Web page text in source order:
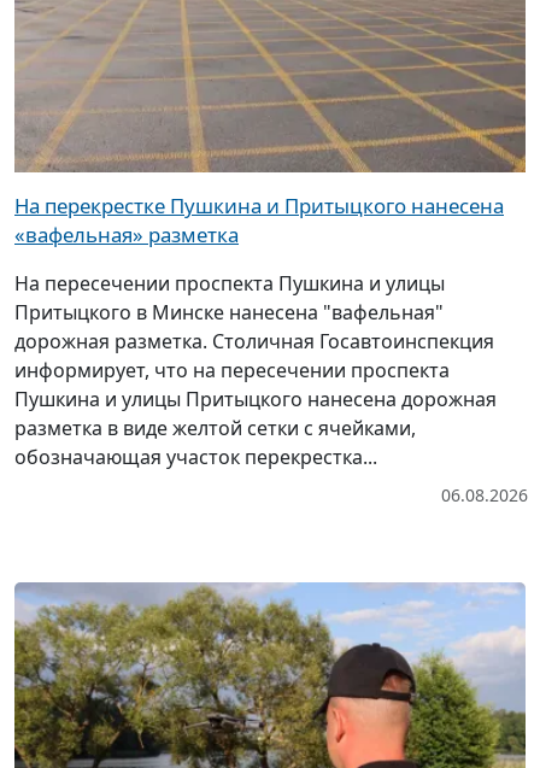
На перекрестке Пушкина и Притыцкого нанесена
«вафельная» разметка
На пересечении проспекта Пушкина и улицы
Притыцкого в Минске нанесена "вафельная"
дорожная разметка. Столичная Госавтоинспекция
информирует, что на пересечении проспекта
Пушкина и улицы Притыцкого нанесена дорожная
разметка в виде желтой сетки с ячейками,
обозначающая участок перекрестка...
06.08.2026